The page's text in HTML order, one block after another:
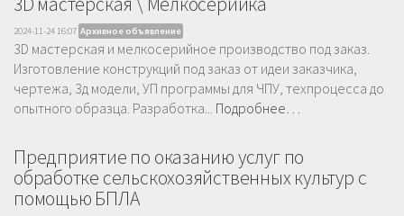
2024-11-24 16:07 Архивное объявление
3D мастерская и мелкосерийное производство под заказ.
Изготовление конструкций под заказ от идеи заказчика,
чертежа, 3д модели, УП программы для ЧПУ, техпроцесса до
опытного образца. Разработка... Подробнее…
Предприятие по оказанию услуг по
обработке сельскохозяйственных культур с
помощью БПЛА